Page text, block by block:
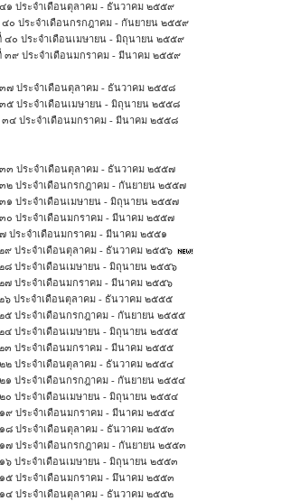
๑ ประจำเดือนตุลาคม - ธันวาคม ๒๕๕๙
๐ ประจำเดือนกรกฎาคม - กันยายน ๒๕๕๙
๔๐ ประจำเดือนเมษายน - มิถุนายน ๒๕๕๙
๓๙ ประจำเดือนมกราคม - มีนาคม ๒๕๕๙
๗ ประจำเดือนตุลาคม - ธันวาคม ๒๕๕๘
๕ ประจำเดือนเมษายน - มิถุนายน ๒๕๕๘
๔ ประจำเดือนมกราคม - มีนาคม ๒๕๕๘
๓ ประจำเดือนตุลาคม - ธันวาคม ๒๕๕๗
๒ ประจำเดือนกรกฎาคม - กันยายน ๒๕๕๗
๑ ประจำเดือนเมษายน - มิถุนายน ๒๕๕๗
๐ ประจำเดือนมกราคม - มีนาคม ๒๕๕๗
ประจำเดือนมกราคม - มีนาคม ๒๕๕๑
๙ ประจำเดือนตุลาคม - ธันวาคม ๒๕๕๖
๘ ประจำเดือนเมษายน - มิถุนายน ๒๕๕๖
๗ ประจำเดือนมกราคม - มีนาคม ๒๕๕๖
๖ ประจำเดือนตุลาคม - ธันวาคม ๒๕๕๕
๕ ประจำเดือนกรกฎาคม - กันยายน ๒๕๕๕
๔ ประจำเดือนเมษายน - มิถุนายน ๒๕๕๕
๓ ประจำเดือนมกราคม - มีนาคม ๒๕๕๕
๒ ประจำเดือนตุลาคม - ธันวาคม ๒๕๕๔
๑ ประจำเดือนกรกฎาคม - กันยายน ๒๕๕๔
๐ ประจำเดือนเมษายน - มิถุนายน ๒๕๕๔
๙ ประจำเดือนมกราคม - มีนาคม ๒๕๕๔
๘ ประจำเดือนตุลาคม - ธันวาคม ๒๕๕๓
๗ ประจำเดือนกรกฎาคม - กันยายน ๒๕๕๓
๖ ประจำเดือนเมษายน - มิถุนายน ๒๕๕๓
๕ ประจำเดือนมกราคม - มึนาคม ๒๕๕๓
๔ ประจำเดือนตุลาคม - ธันวาคม ๒๕๕๒